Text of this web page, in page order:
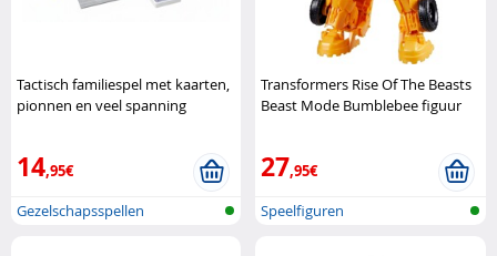
Tactisch familiespel met kaarten,
pionnen en veel spanning
14,95€
Gezelschapsspellen
Transformers Rise Of The Beasts
Beast Mode Bumblebee figuur
27,95€
Speelfiguren